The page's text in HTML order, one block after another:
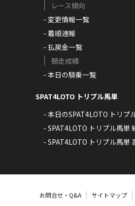
レース傾向
- 変更情報一覧
- 着順速報
- 払戻金一覧
競走成績
- 本日の騎乗一覧
SPAT4LOTO トリプル馬単
- 本日のSPAT4LOTO トリプ
- SPAT4LOTO トリプル馬単
- SPAT4LOTO トリプル馬単
お問合せ・Q&A サイトマップ